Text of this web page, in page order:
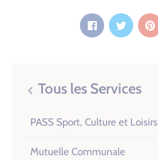
Tous les Services
PASS Sport, Culture et Loisirs
Mutuelle Communale